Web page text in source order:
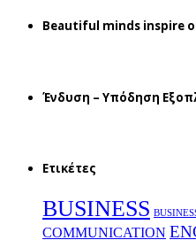
Beautiful minds inspire
Ένδυση – Υπόδηση
Ετικέτες
BUSINESS
COMMUNICATION